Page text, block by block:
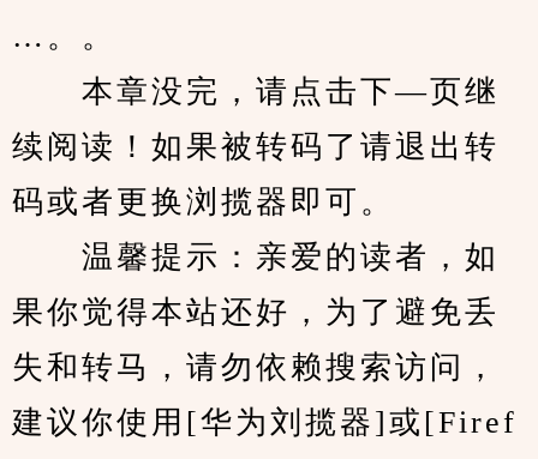
…。。
本章没完，请点击下—页继
续阅读！如果被转码了请退出转
码或者更换浏揽器即可。
温馨提示：亲爱的读者，如
果你觉得本站还好，为了避免丢
失和转马，请勿依赖搜索访问，
建议你使用[华为刘揽器]或[Firef